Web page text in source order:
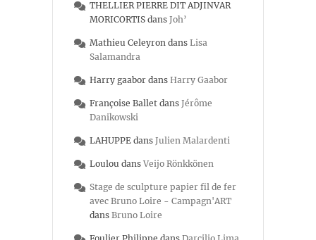
THELLIER PIERRE DIT ADJINVAR
MORICORTIS dans Joh’
Mathieu Celeyron dans Lisa
Salamandra
Harry gaabor dans Harry Gaabor
Françoise Ballet dans Jérôme
Danikowski
LAHUPPE dans Julien Malardenti
Loulou dans Veijo Rönkkönen
Stage de sculpture papier fil de fer
avec Bruno Loire - Campagn'ART
dans Bruno Loire